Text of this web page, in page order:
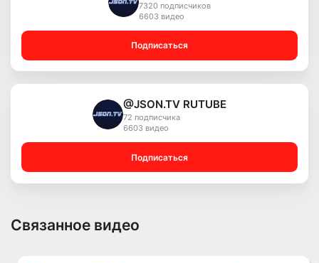
7320 подписчиков
6603 видео
Подписаться
@JSON.TV RUTUBE
72 подписчика
6603 видео
Подписаться
Связанное видео